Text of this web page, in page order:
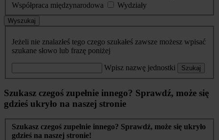
Współpraca międzynarodowa
Wydziały
Wyszukaj
Jeżeli nie znalazłeś tego czego szukałeś zawsze możesz wpisać
szukane słowo lub frazę poniżej
Wpisz nazwę jednostki Szukaj
Szukasz czegoś zupełnie innego? Sprawdź, może się
gdzieś ukryło na naszej stronie
Szukasz czegoś zupełnie innego? Sprawdź, może się ukryło
gdzieś na naszej stronie!